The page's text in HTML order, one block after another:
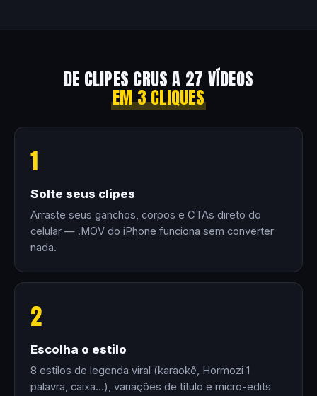
DE CLIPES CRUS A 27 VÍDEOS
EM 3 CLIQUES
1
Solte seus clipes
Arraste seus ganchos, corpos e CTAs direto do
celular — .MOV do iPhone funciona sem converter
nada.
2
Escolha o estilo
8 estilos de legenda viral (karaokê, Hormozi 1
palavra, caixa…), variações de título e micro-edits